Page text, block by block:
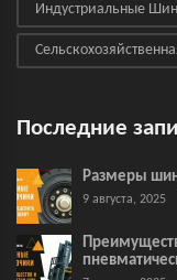
Индустриальные
Последние
Размеры шин
9 августа, 2025